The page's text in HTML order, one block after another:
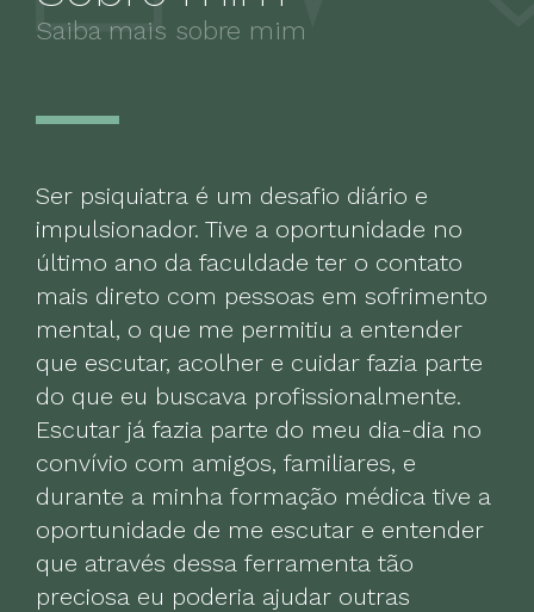
Saiba mais sobre mim
Ser psiquiatra é um desafio diário e
impulsionador. Tive a oportunidade no
último ano da faculdade ter o contato
mais direto com pessoas em sofrimento
mental, o que me permitiu a entender
que escutar, acolher e cuidar fazia parte
do que eu buscava profissionalmente.
Escutar já fazia parte do meu dia-dia no
convívio com amigos, familiares, e
durante a minha formação médica tive a
oportunidade de me escutar e entender
que através dessa ferramenta tão
preciosa eu poderia ajudar outras